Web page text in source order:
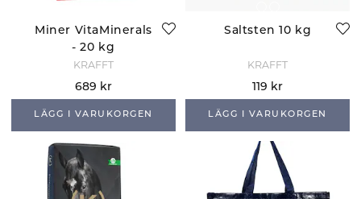
Miner VitaMinerals
- 20 kg
KRAFFT
689 kr
LÄGG I VARUKORGEN
Saltsten 10 kg
KRAFFT
119 kr
LÄGG I VARUKORGEN